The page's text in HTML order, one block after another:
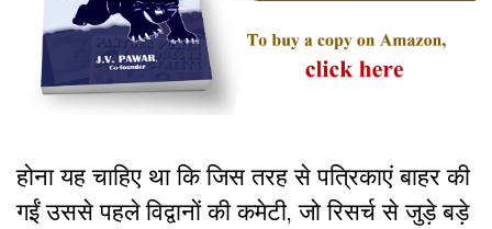
होना यह चाहिए था कि जिस तरह से पत्रिकाएं बाहर की
गईं उससे पहले विद्वानों की कमेटी, जो रिसर्च से जुड़े बड़े